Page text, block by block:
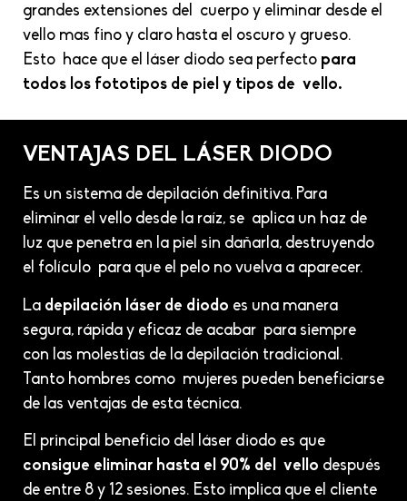
grandes extensiones del cuerpo y eliminar desde el
vello mas fino y claro hasta el oscuro y grueso.
Esto hace que el láser diodo sea perfecto para
todos los fototipos de piel y tipos de vello.
VENTAJAS DEL LÁSER DIODO
Es un sistema de depilación definitiva. Para
eliminar el vello desde la raíz, se aplica un haz de
luz que penetra en la piel sin dañarla, destruyendo
el folículo para que el pelo no vuelva a aparecer.
La depilación láser de diodo es una manera
segura, rápida y eficaz de acabar para siempre
con las molestias de la depilación tradicional.
Tanto hombres como mujeres pueden beneficiarse
de las ventajas de esta técnica.
El principal beneficio del láser diodo es que
consigue eliminar hasta el 90% del vello después
de entre 8 y 12 sesiones. Esto implica que el cliente